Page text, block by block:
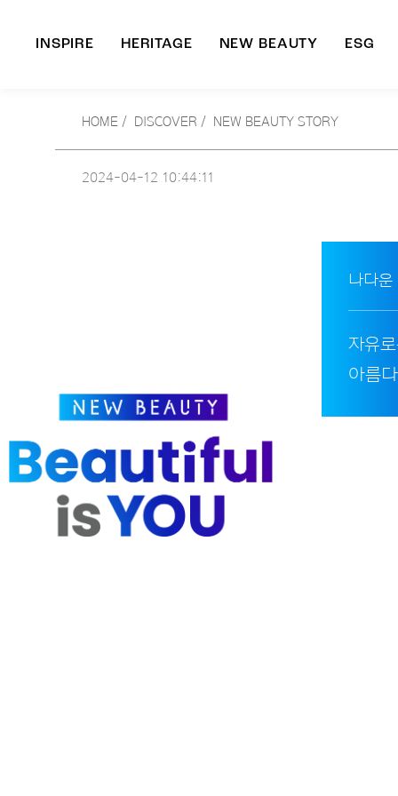
INSPIRE HERITAGE NEW BEAUTY ESG
HOME / DISCOVER / NEW BEAUTY STORY
2024-04-12 10:44:11
나다운
자유
아름